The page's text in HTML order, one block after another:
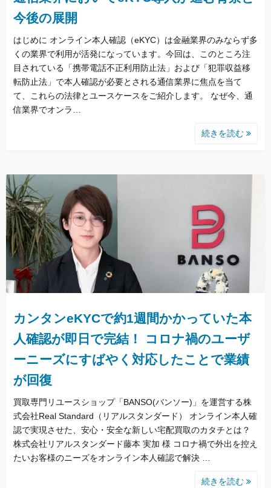
今後の展開
はじめに オンライン本人確認（eKYC）は金融業界のみならず多
くの業界で利用が活発になっています。今回は、このところ注
目されている「携帯電話不正利用防止法」および「犯罪収益移
転防止法」で本人確認が必要とされる通信業界に焦点を当て
て、これらの法律とユースケースをご紹介します。 なぜ今、通
信業界でオンラ…
続きを読む
カンタンeKYCで約1週間かかっていた本
人確認が即日で完結！ コロナ禍のユーザ
ーニーズにすばやく対応したことで業績
が回復
買取専門リユースショップ「BANSO(バンソー)」を運営する株
式会社Real Standard（リアルスタンダード） オンライン本人確
認で実現させた、安心・安全な新しい宅配買取のカタチとは？
株式会社リアルスタンダード藤本 実加 様 コロナ禍で外出を控え
たいお客様のニーズをオンライン本人確認で解決 …
続きを読む